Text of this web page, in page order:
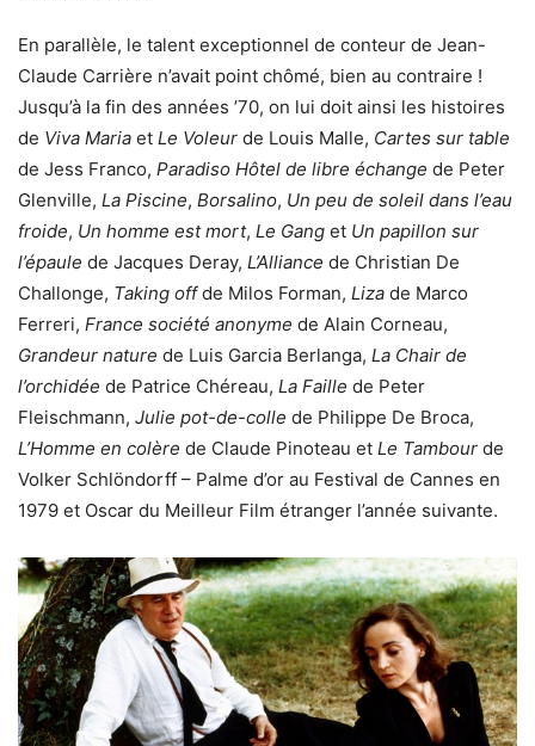
En parallèle, le talent exceptionnel de conteur de Jean-
Claude Carrière n’avait point chômé, bien au contraire !
Jusqu’à la fin des années ’70, on lui doit ainsi les histoires
de Viva Maria et Le Voleur de Louis Malle, Cartes sur table
de Jess Franco, Paradiso Hôtel de libre échange de Peter
Glenville, La Piscine, Borsalino, Un peu de soleil dans l’eau
froide, Un homme est mort, Le Gang et Un papillon sur
l’épaule de Jacques Deray, L’Alliance de Christian De
Challonge, Taking offde Milos Forman, Liza de Marco
Ferreri, France société anonyme de Alain Corneau,
Grandeur nature de Luis Garcia Berlanga, La Chair de
l’orchidée de Patrice Chéreau, La Faille de Peter
Fleischmann, Julie pot-de-colle de Philippe De Broca,
L’Homme en colère de Claude Pinoteau et Le Tambour de
Volker Schlöndorff – Palme d’or au Festival de Cannes en
1979 et Oscar du Meilleur Film étranger l’année suivante.